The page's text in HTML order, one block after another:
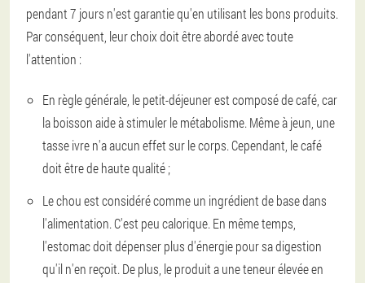
pendant 7 jours n'est garantie qu'en utilisant les bons produits.
Par conséquent, leur choix doit être abordé avec toute
l'attention :
En règle générale, le petit-déjeuner est composé de café, car
la boisson aide à stimuler le métabolisme. Même à jeun, une
tasse ivre n'a aucun effet sur le corps. Cependant, le café
doit être de haute qualité ;
Le chou est considéré comme un ingrédient de base dans
l'alimentation. C'est peu calorique. En même temps,
l'estomac doit dépenser plus d'énergie pour sa digestion
qu'il n'en reçoit. De plus, le produit a une teneur élevée en